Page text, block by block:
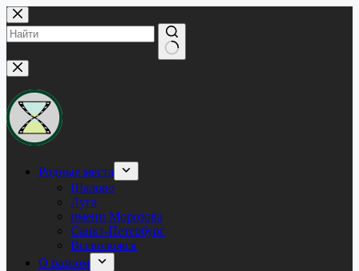
Перейти
к
сути
Ничего
не
найдено
Родные места
Шалово
Луга
имени Морозова
Санкт-Петербург
Всеволожск
О разном